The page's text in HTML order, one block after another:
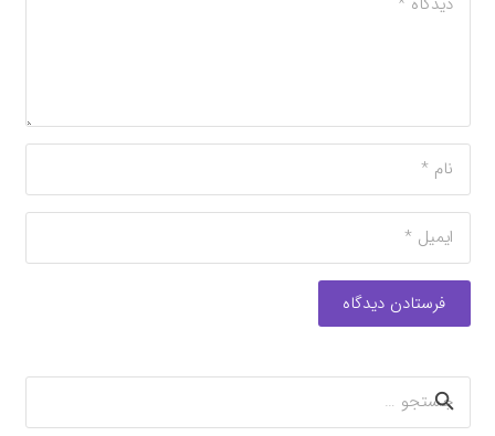
فرستادن دیدگاه
جستجو
برای: